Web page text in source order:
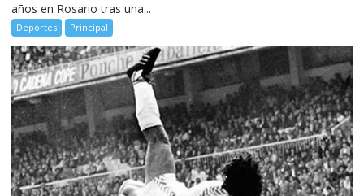
años en Rosario tras una...
Deportes Principal